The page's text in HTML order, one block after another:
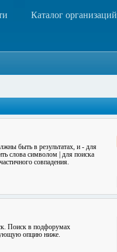
Каталог организаций
быть в результатах, и - для
слова символом для поиска
совпадения.
Поиск в подфорумах
опцию ниже.